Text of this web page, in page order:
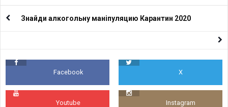
Знайди алкогольну маніпуляцию Карантин 2020
Facebook X
Youtube Instagram